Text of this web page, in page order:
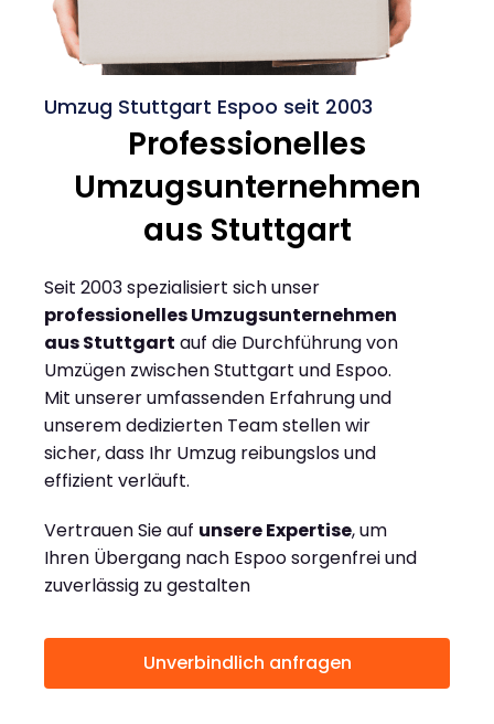
Umzug Stuttgart Espoo seit 2003
Professionelles
Umzugsunternehmen
aus Stuttgart
Seit 2003 spezialisiert sich unser
professionelles Umzugsunternehmen
aus Stuttgart auf die Durchführung von
Umzügen zwischen Stuttgart und Espoo.
Mit unserer umfassenden Erfahrung und
unserem dedizierten Team stellen wir
sicher, dass Ihr Umzug reibungslos und
effizient verläuft.
Vertrauen Sie auf unsere Expertise, um
Ihren Übergang nach Espoo sorgenfrei und
zuverlässig zu gestalten
Unverbindlich anfragen